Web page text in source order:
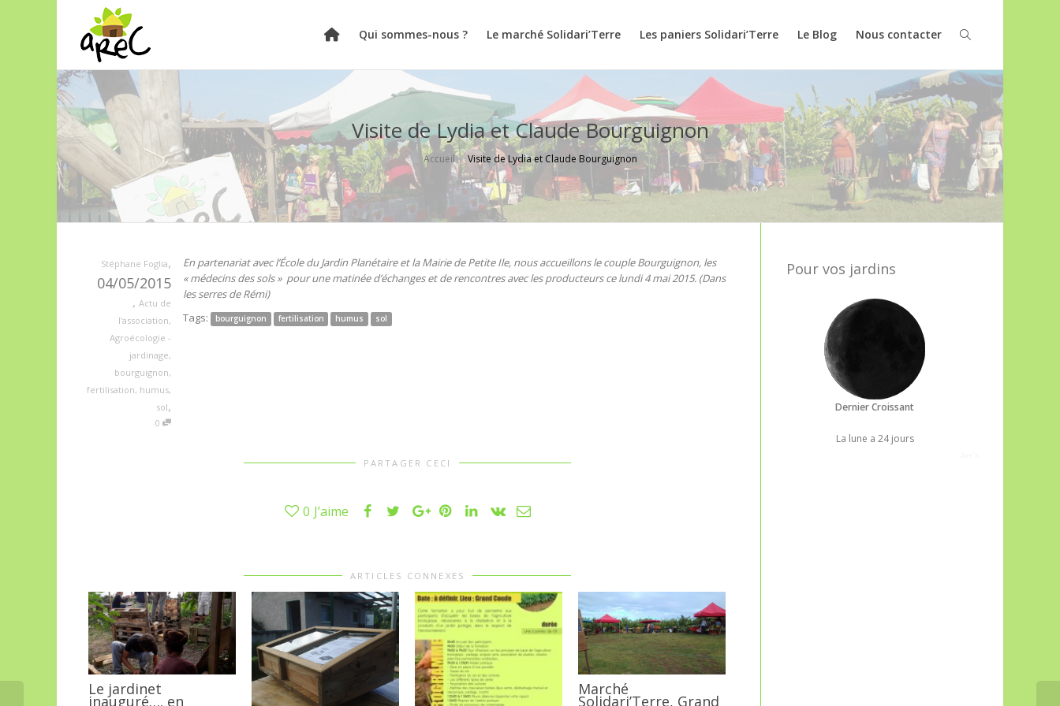
Qui sommes-nous ? Le marché Solidari’Terre Les paniers Solidari’Terre Le Blog Nous contacter
Visite de Lydia et Claude Bourguignon
Accueil Visite de Lydia et Claude Bourguignon
Stéphane Foglia,
04/05/2015
, Actu de
l'association,
Agroécologie -
jardinage,
bourguignon,
fertilisation, humus,
sol,
0
En partenariat avec l’École du Jardin Planétaire et la Mairie de Petite Ile, nous accueillons le couple Bourguignon, les
« médecins des sols » pour une matinée d’échanges et de rencontres avec les producteurs ce lundi 4 mai 2015. (Dans
les serres de Rémi)
Tags:
bourguignon fertilisation humus sol
PARTAGER CECI
0 J’aime
ARTICLES CONNEXES
Le jardinet
inauguré…. en
Marché
Solidari’Terre, Grand
Pour vos jardins
Dernier Croissant
La lune a 24 jours